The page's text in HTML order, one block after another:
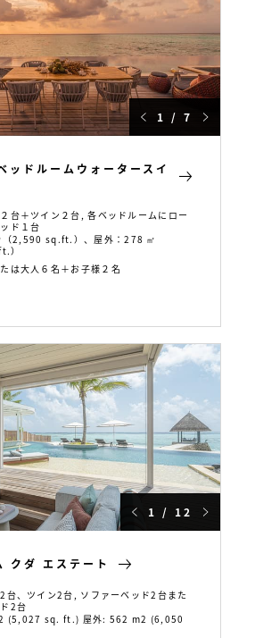
1 / 7
ッドルームウォータースイ
台＋ツイン２台, 各ベッドルームにロー
ド１台
（2,590 sq.ft.）、屋外：278 ㎡
）
は大人６名＋お子様２名
1 / 12
クダ エステート
台、ツイン2台, ソファーベッド2台また
2台
(5,027 sq. ft.) 屋外: 562 m2 (6,050